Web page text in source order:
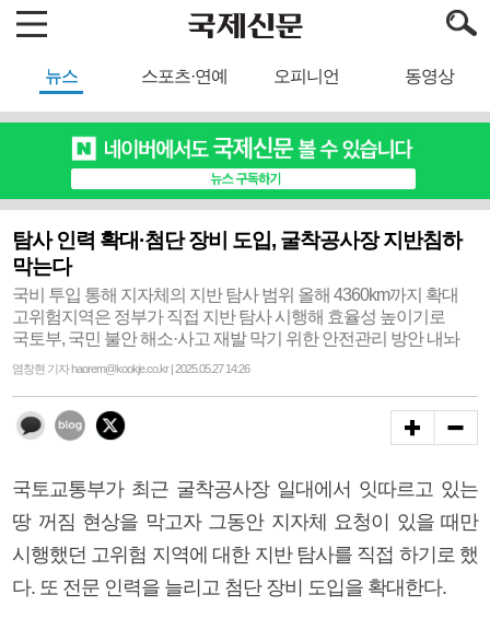
뉴스 스포츠·연예 오피니언 동영상
탐사 인력 확대·첨단 장비 도입, 굴착공사장 지반침하
막는다
국비 투입 통해 지자체의 지반 탐사 범위 올해 4360km까지 확대
고위험지역은 정부가 직접 지반 탐사 시행해 효율성 높이기로
국토부, 국민 불안 해소·사고 재발 막기 위한 안전관리 방안 내놔
염창현 기자 haorem@kookje.co.kr | 2025.05.27 14:26
국토교통부가 최근 굴착공사장 일대에서 잇따르고 있는
땅 꺼짐 현상을 막고자 그동안 지자체 요청이 있을 때만
시행했던 고위험 지역에 대한 지반 탐사를 직접 하기로 했
다. 또 전문 인력을 늘리고 첨단 장비 도입을 확대한다.